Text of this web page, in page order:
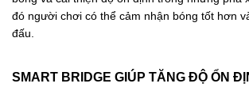
đó người chơi có thể cảm nhận bóng tốt hơn
đấu.
SMART BRIDGE GIÚP TĂNG ĐỘ ỔN